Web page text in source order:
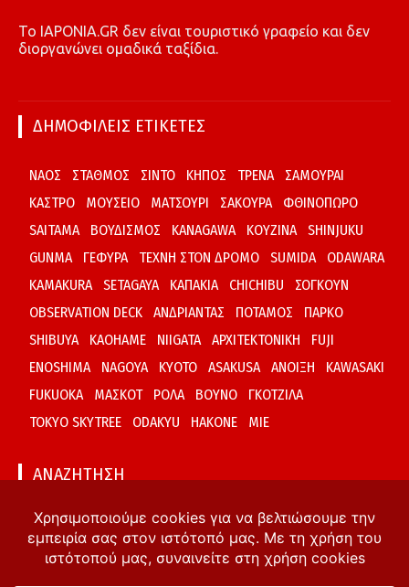
To IAPONIA.GR δεν είναι τουριστικό γραφείο και δεν
διοργανώνει ομαδικά ταξίδια.
ΔΗΜΟΦΙΛΕΙΣ ΕΤΙΚΕΤΕΣ
ΝΑΟΣ ΣΤΑΘΜΟΣ ΣΙΝΤΟ ΚΗΠΟΣ ΤΡΕΝΑ
ΣΑΜΟΥΡΑΙ
ΚΑΣΤΡΟ
ΜΟΥΣΕΙΟ ΜΑΤΣΟΥΡΙ ΣΑΚΟΥΡΑ
ΦΘΙΝΟΠΩΡΟ
SAITAMA
ΒΟΥΔΙΣΜΟΣ KANAGAWA ΚΟΥΖΙΝΑ
SHINJUKU
GUNMA
ΓΕΦΥΡΑ ΤΕΧΝΗ ΣΤΟΝ ΔΡΟΜΟ SUMIDA
ODAWARA
KAMAKURA
SETAGAYA ΚΑΠΑΚΙΑ CHICHIBU
ΣΟΓΚΟΥΝ
OBSERVATION DECK
ΑΝΔΡΙΑΝΤΑΣ ΠΟΤΑΜΟΣ
ΠΑΡΚΟ
SHIBUYA
KAOHAME NIIGATA ΑΡΧΙΤΕΚΤΟΝΙΚΗ
FUJI
ENOSHIMA
NAGOYA KYOTO ASAKUSA ΑΝΟΙΞΗ
KAWASAKI
FUKUOKA
ΜΑΣΚΟΤ ΡΟΛΑ ΒΟΥΝΟ
ΓΚΟΤΖΙΛΑ
TOKYO SKYTREE
ODAKYU HAKONE MIE
ΑΝΑΖΗΤΗΣΗ